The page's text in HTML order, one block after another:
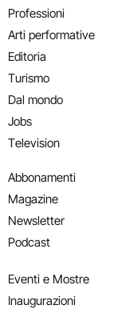
Professioni
Arti performative
Editoria
Turismo
Dal mondo
Jobs
Television
Abbonamenti
Magazine
Newsletter
Podcast
Eventi e Mostre
Inaugurazioni